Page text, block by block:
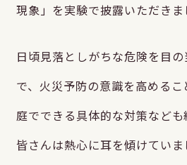
現象」を実験で披露いただきま
日頃見落としがちな危険を目
で、火災予防の意識を高める
庭でできる具体的な対策など
皆さんは熱心に耳を傾けていま